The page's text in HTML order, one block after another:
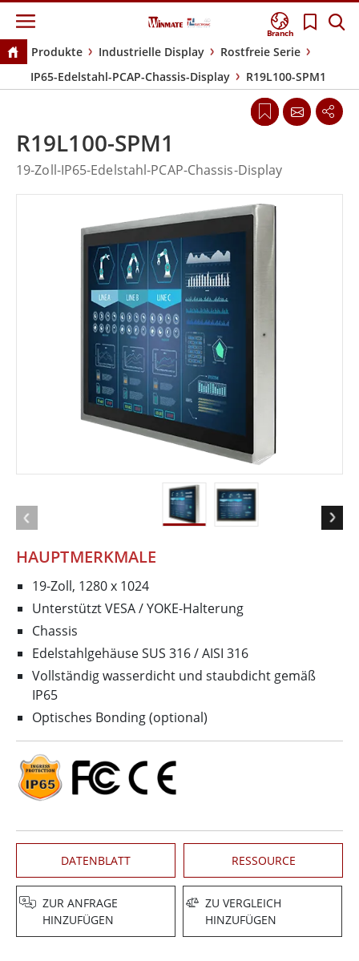
Branch
Produkte Industrielle Display
Rostfreie Serie
IP65-Edelstahl-PCAP-Chassis-Display
R19L100-SPM1
HAUPTMERKMALE
19-Zoll, 1280 x 1024
Unterstützt VESA / YOKE-Halterung
Chassis
Edelstahlgehäuse SUS 316 / AISI 316
Vollständig wasserdicht und staubdicht gemäß
IP65
Optisches Bonding (optional)
DATENBLATT RESSOURCE
ZUR ANFRAGE
HINZUFÜGEN
ZU VERGLEICH
HINZUFÜGEN
R19L100-SPM1
19-Zoll-IP65-Edelstahl-PCAP-Chassis-Display